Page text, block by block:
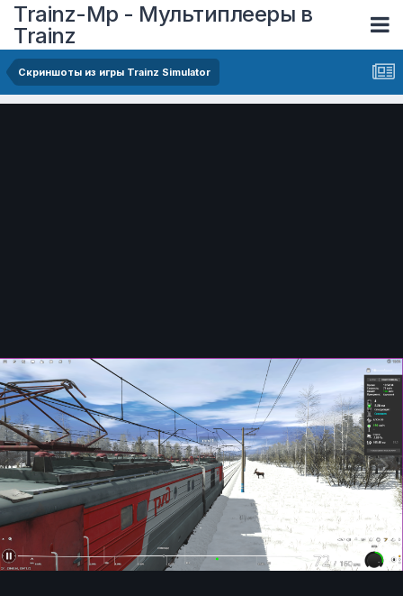
Trainz-Mp - Мультиплееры в
Trainz
Скриншоты из игры Trainz Simulator